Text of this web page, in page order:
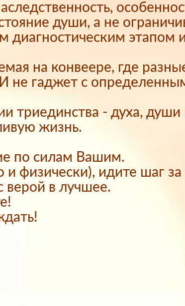
души, а не
диагностическим этапом
на конвеере, где
не гаджет с
триединства - духа,
жизнь.
по силам Вашим.
и физически), идите шаг
верой в лучшее.